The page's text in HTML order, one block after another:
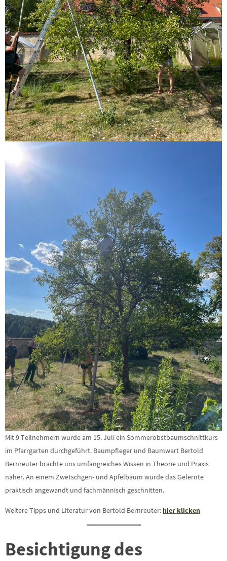
Mit 9 Teilnehmern wurde am 15. Juli ein Sommerobstbaumschnittkurs
im Pfarrgarten durchgeführt. Baumpfleger und Baumwart Bertold
Bernreuter brachte uns umfangreiches Wissen in Theorie und Praxis
näher. An einem Zwetschgen- und Apfelbaum wurde das Gelernte
praktisch angewandt und fachmännisch geschnitten.
Weitere Tipps und Literatur von Bertold Bernreuter: hier klicken
Besichtigung des